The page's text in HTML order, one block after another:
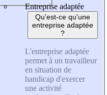
Entreprise adaptée
Qu'est-ce qu'une
entreprise adaptée
?
L'entreprise adaptée
permet à un travailleur
en situation de
handicap d'exercer
une activité